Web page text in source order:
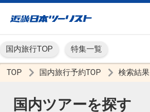
国内旅行TOP 特集一覧
TOP 国内旅行予約TOP 検索結果
国内ツアーを探す